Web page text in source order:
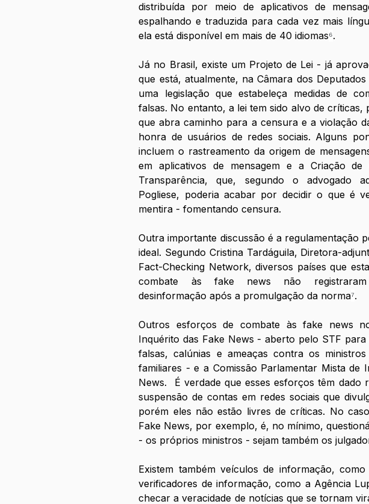
distribuída por meio de aplicativos de
espalhando e traduzida para cada vez mais
ela está disponível em mais de 40 idiomas⁶.
Já no Brasil, existe um Projeto de Lei - já
que está, atualmente, na Câmara dos
uma legislação que estabeleça medidas de
falsas. No entanto, a lei tem sido alvo de críticas,
que abra caminho para a censura e a violação
honra de usuários de redes sociais. Alguns
incluem o rastreamento da origem de
em aplicativos de mensagem e a Criação de
Transparência, que, segundo o advogado
Pogliese, poderia acabar por decidir o que é
mentira - fomentando censura.
Outra importante discussão é a regulamentação
ideal. Segundo Cristina Tardáguila, Diretora-
Fact-Checking Network, diversos países que
combate às fake news não
desinformação após a promulgação da norma⁷.
Outros esforços de combate às fake news
Inquérito das Fake News - aberto pelo STF para
falsas, calúnias e ameaças contra os
familiares - e a Comissão Parlamentar Mista de
News.  É verdade que esses esforços têm dado
suspensão de contas em redes sociais que
porém eles não estão livres de críticas. No
Fake News, por exemplo, é, no mínimo,
- os próprios ministros - sejam também os
Existem também veículos de informação,
verificadores de informação, como a Agência
checar a veracidade de notícias que se tornam